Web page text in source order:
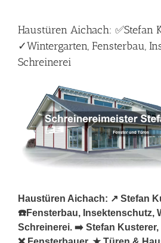
Haustüren Aichach: ✅Stefan
✓Wintergarten, Fensterbau,
Schreinerei
Haustüren Aichach: ↗️ Stefan
☎️Fensterbau, Insektenschutz,
Schreinerei. ➡️ Stefan